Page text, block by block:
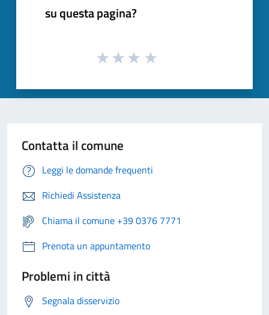
su questa pagina?
Contatta il comune
Leggi le domande frequenti
Richiedi Assistenza
Chiama il comune +39 0376 7771
Prenota un appuntamento
Problemi in città
Segnala disservizio